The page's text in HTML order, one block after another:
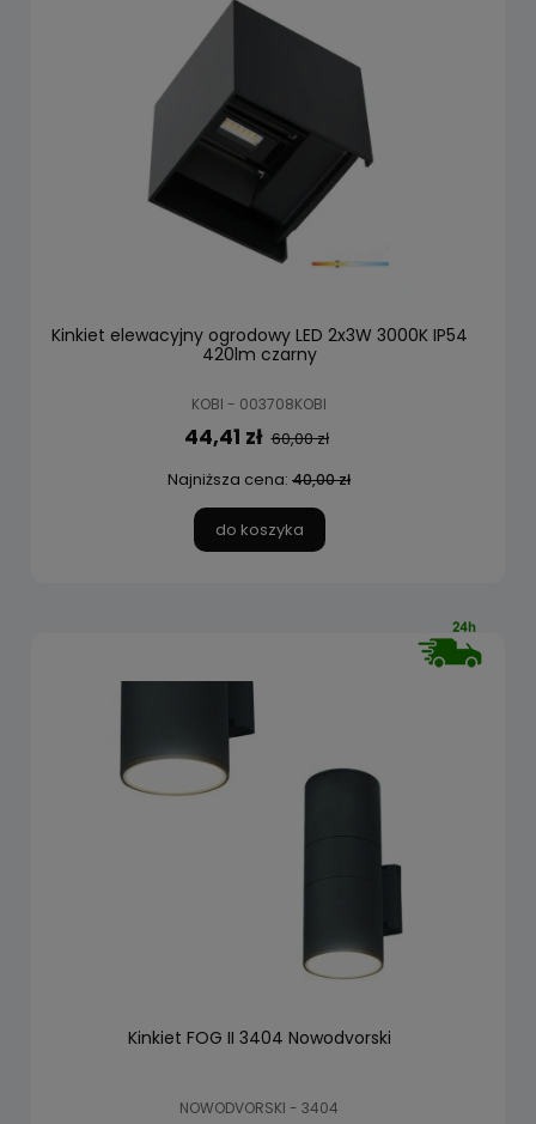
Kinkiet elewacyjny ogrodowy LED 2x3W 3000K IP54
420lm czarny
KOBI - 003708KOBI
44,41 zł 60,00 zł
Najniższa cena: 40,00 zł
do koszyka
Kinkiet FOG II 3404 Nowodvorski
NOWODVORSKI - 3404